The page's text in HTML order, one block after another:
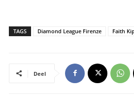
TAGS Diamond League Firenze Faith
Deel